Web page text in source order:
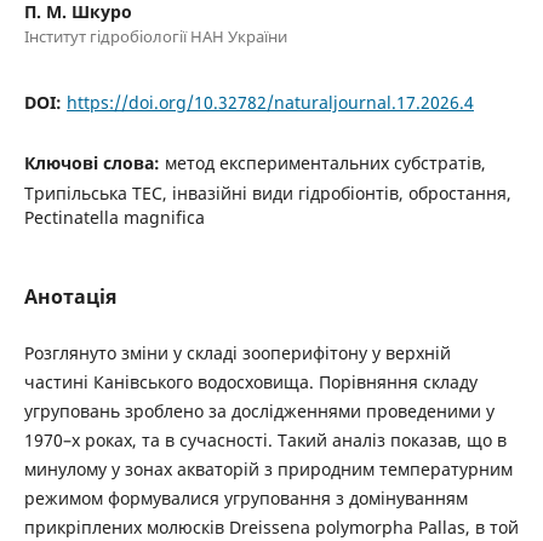
П. М. Шкуро
Інститут гідробіології НАН України
DOI: https://doi.org/10.32782/naturaljournal.17.2026.4
Ключові слова: метод експериментальних субстратів,
Трипільська ТЕС, інвазійні види гідробіонтів, обростання,
Pectinatella magnifica
Анотація
Розглянуто зміни у складі зооперифітону у верхній
частині Канівського водосховища. Порівняння складу
угруповань зроблено за дослідженнями проведеними у
1970–х роках, та в сучасності. Такий аналіз показав, що в
минулому у зонах акваторій з природним температурним
режимом формувалися угруповання з домінуванням
прикріплених молюсків Dreissena polymorpha Pallas, в той